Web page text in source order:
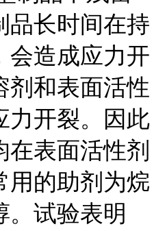
品长时间在持
会造成应力开
剂和表面活性
力开裂。因此
在表面活性剂
用的助剂为烷
。试验表明